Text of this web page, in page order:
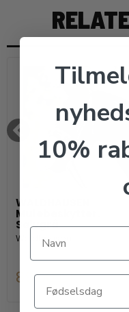
WALDHAUSEN
Mulebeskytter.
Sølvgrå
Waldhausen
89,00 DKK
10%